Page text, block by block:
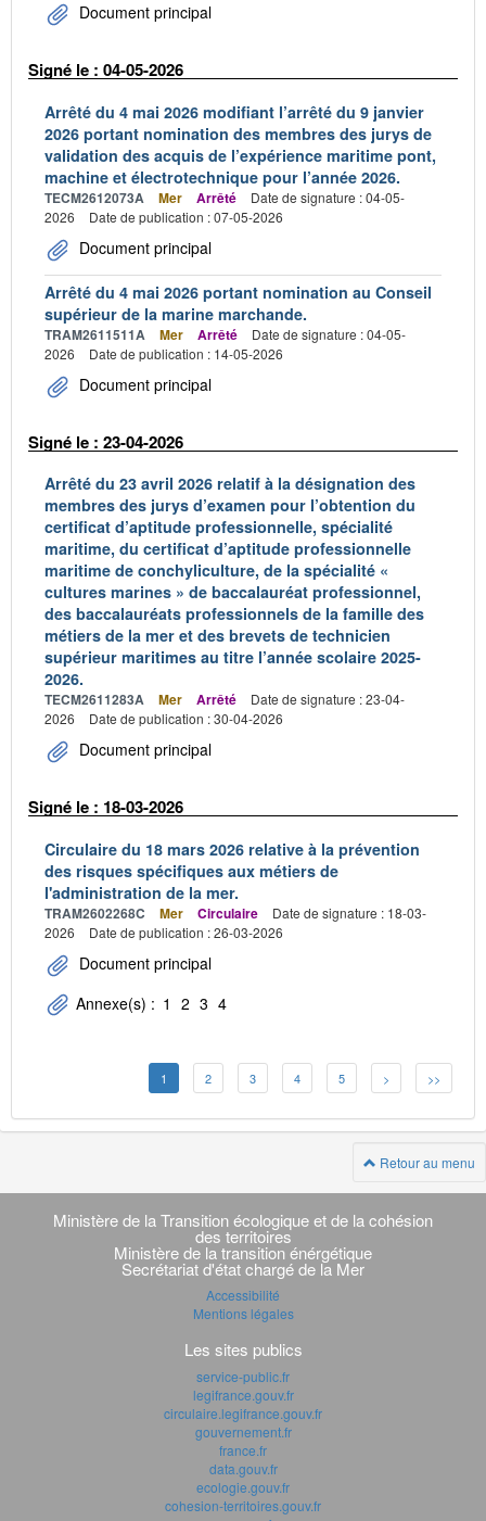
Document principal
Signé le : 04-05-2026
Arrêté du 4 mai 2026 modifiant l’arrêté du 9 janvier
2026 portant nomination des membres des jurys de
validation des acquis de l’expérience maritime pont,
machine et électrotechnique pour l’année 2026.
TECM2612073A Mer Arrêté
Date de signature : 04-05-
2026
Date de publication : 07-05-2026
Document principal
Arrêté du 4 mai 2026 portant nomination au Conseil
supérieur de la marine marchande.
TRAM2611511A Mer Arrêté
Date de signature : 04-05-
2026
Date de publication : 14-05-2026
Document principal
Signé le : 23-04-2026
Arrêté du 23 avril 2026 relatif à la désignation des
membres des jurys d’examen pour l’obtention du
certificat d’aptitude professionnelle, spécialité
maritime, du certificat d’aptitude professionnelle
maritime de conchyliculture, de la spécialité «
cultures marines » de baccalauréat professionnel,
des baccalauréats professionnels de la famille des
métiers de la mer et des brevets de technicien
supérieur maritimes au titre l’année scolaire 2025-
2026.
TECM2611283A Mer Arrêté
Date de signature : 23-04-
2026
Date de publication : 30-04-2026
Document principal
Signé le : 18-03-2026
Circulaire du 18 mars 2026 relative à la prévention
des risques spécifiques aux métiers de
l'administration de la mer.
TRAM2602268C Mer Circulaire
Date de signature : 18-03-
2026
Date de publication : 26-03-2026
Document principal
Annexe(s) : 1 2 3 4
1 2 3 4 5 > >>
Retour au menu
Navigation
transverse
Ministère de la Transition écologique et de la cohésion
des territoires
Ministère de la transition énérgétique
Secrétariat d'état chargé de la Mer
Accessibilité
Mentions légales
Les sites publics
service-public.fr
legifrance.gouv.fr
circulaire.legifrance.gouv.fr
gouvernement.fr
france.fr
data.gouv.fr
ecologie.gouv.fr
cohesion-territoires.gouv.fr